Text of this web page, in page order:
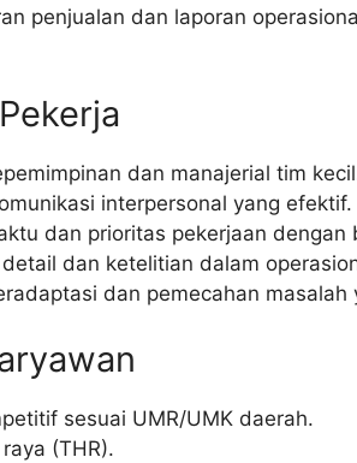
penjualan dan laporan
dan manajerial tim
interpersonal yang efektif.
dan prioritas pekerjaan dengan
dan ketelitian dalam
dan pemecahan masalah
sesuai UMR/UMK daerah.
(THR).